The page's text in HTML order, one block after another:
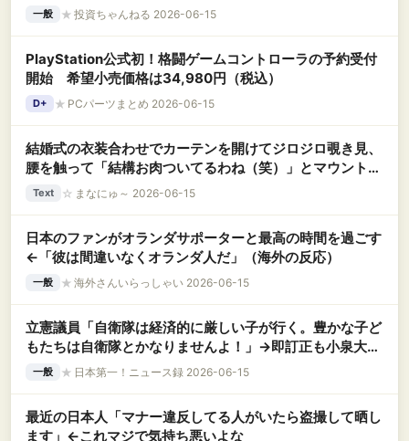
一般 ★ 投資ちゃんねる 2026-06-15
PlayStation公式初！格闘ゲームコントローラの予約受付
開始 希望小売価格は34,980円（税込）
D+ ★ PCパーツまとめ 2026-06-15
結婚式の衣装合わせでカーテンを開けてジロジロ覗き見、
腰を触って「結構お肉ついてるわね（笑）」とマウントし
てきたトメ。婚約者に激怒したら『女同士だし羨ましいん
Text ☆ まなにゅ～ 2026-06-15
日本のファンがオランダサポーターと最高の時間を過ごす
←「彼は間違いなくオランダ人だ」（海外の反応）
一般 ★ 海外さんいらっしゃい 2026-06-15
立憲議員「自衛隊は経済的に厳しい子が行く。豊かな子ど
もたちは自衛隊とかなりませんよ！」→即訂正も小泉大臣
「怒り」の猛反論
一般 ★ 日本第一！ニュース録 2026-06-15
最近の日本人「マナー違反してる人がいたら盗撮して晒し
ます」←これマジで気持ち悪いよな